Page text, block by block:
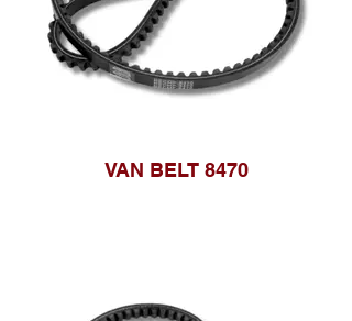
VAN BELT 8470